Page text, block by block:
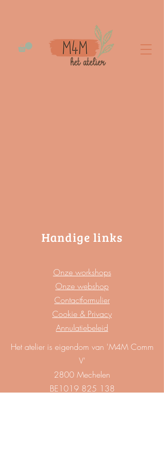
Handige links
Onze workshops
Onze webshop
Contactformulier
Cookie & Privacy
​Annulatiebeleid
Het atelier is eigendom van 'M4M Comm
V'
2800 Mechelen
BE1019 825 138